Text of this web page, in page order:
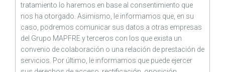
tratamiento lo haremos en base al consentimiento que
nos ha otorgado. Asimismo, le informamos que, en su
caso, podremos comunicar sus datos a otras empresas
del Grupo MAPFRE y terceros con los que exista un
convenio de colaboración o una relación de prestación de
servicios. Por último, le informamos que puede ejercer